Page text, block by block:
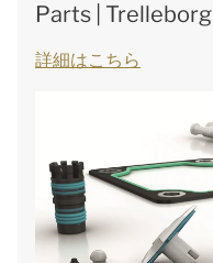
Parts | Trelleborg
詳細はこちら